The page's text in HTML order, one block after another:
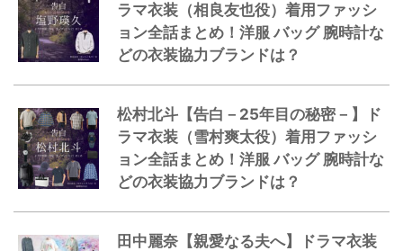
ラマ衣装（相良友也役）着用ファッシ
ョン全話まとめ！洋服 バッグ 腕時計な
どの衣装協力ブランドは？
松村北斗【告白－25年目の秘密－】ド
ラマ衣装（雪村爽太役）着用ファッシ
ョン全話まとめ！洋服 バッグ 腕時計な
どの衣装協力ブランドは？
田中麗奈【親愛なる夫へ】ドラマ衣装